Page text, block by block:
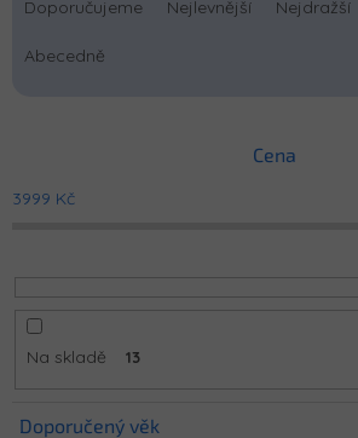
o
Doporučujeme Nejlevnější Nejdražší
Abecedně
Cena
3999 Kč
Na skladě 13
Doporučený věk